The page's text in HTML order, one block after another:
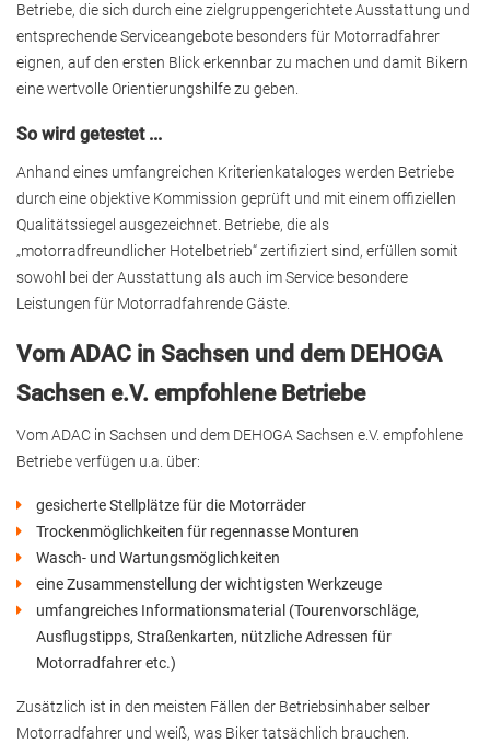
Betriebe, die sich durch eine zielgruppengerichtete Ausstattung und
entsprechende Serviceangebote besonders für Motorradfahrer
eignen, auf den ersten Blick erkennbar zu machen und damit Bikern
eine wertvolle Orientierungshilfe zu geben.
So wird getestet ...
Anhand eines umfangreichen Kriterienkataloges werden Betriebe
durch eine objektive Kommission geprüft und mit einem offiziellen
Qualitätssiegel ausgezeichnet. Betriebe, die als
„motorradfreundlicher Hotelbetrieb“ zertifiziert sind, erfüllen somit
sowohl bei der Ausstattung als auch im Service besondere
Leistungen für Motorradfahrende Gäste.
Vom ADAC in Sachsen und dem DEHOGA
Sachsen e.V. empfohlene Betriebe
Vom ADAC in Sachsen und dem DEHOGA Sachsen e.V. empfohlene
Betriebe verfügen u.a. über:
gesicherte Stellplätze für die Motorräder
Trockenmöglichkeiten für regennasse Monturen
Wasch- und Wartungsmöglichkeiten
eine Zusammenstellung der wichtigsten Werkzeuge
umfangreiches Informationsmaterial (Tourenvorschläge,
Ausflugstipps, Straßenkarten, nützliche Adressen für
Motorradfahrer etc.)
Zusätzlich ist in den meisten Fällen der Betriebsinhaber selber
Motorradfahrer und weiß, was Biker tatsächlich brauchen.